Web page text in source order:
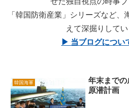
「韓国防衛産業」シリーズなど、
えて深掘りしてい
▶ 当ブログについ
韓国海軍
年末まで
原潜計画